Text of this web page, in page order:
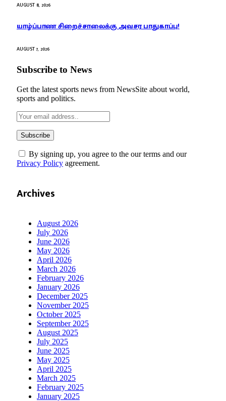
AUGUST 8, 2026
யாழ்ப்பாண சிறைச்சாலைக்கு அவசர பாதுகாப்பு!
AUGUST 7, 2026
Subscribe to News
Get the latest sports news from NewsSite about world,
sports and politics.
By signing up, you agree to the our terms and our
Privacy Policy agreement.
Archives
August 2026
July 2026
June 2026
May 2026
April 2026
March 2026
February 2026
January 2026
December 2025
November 2025
October 2025
September 2025
August 2025
July 2025
June 2025
May 2025
April 2025
March 2025
February 2025
January 2025